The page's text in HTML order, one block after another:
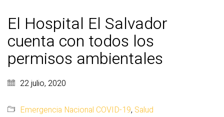
El Hospital El Salvador
cuenta con todos los
permisos ambientales
22 julio, 2020
Emergencia Nacional COVID-19, Salud